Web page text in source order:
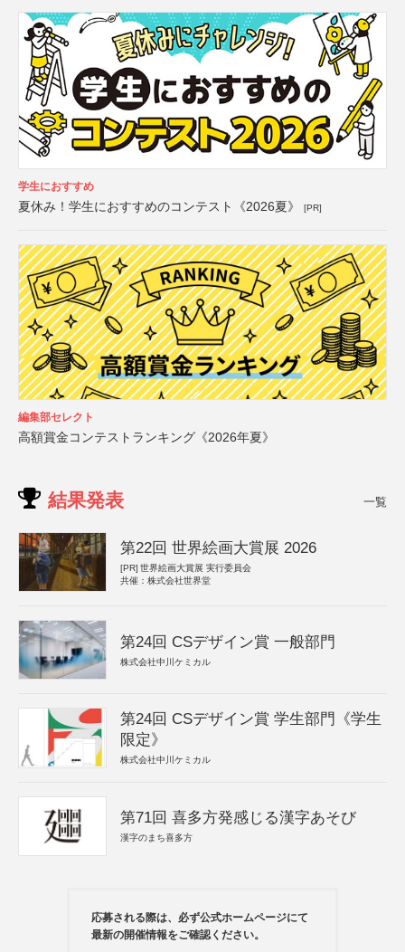
学生におすすめ
夏休み！学生におすすめのコンテスト《2026夏》 [PR]
編集部セレクト
高額賞金コンテストランキング《2026年夏》
結果発表 一覧
第22回 世界絵画大賞展 2026
[PR] 世界絵画大賞展 実行委員会
共催：株式会社世界堂
第24回 CSデザイン賞 一般部門
株式会社中川ケミカル
第24回 CSデザイン賞 学生部門《学生
限定》
株式会社中川ケミカル
第71回 喜多方発感じる漢字あそび
漢字のまち喜多方
応募される際は、必ず公式ホームページにて
最新の開催情報をご確認ください。